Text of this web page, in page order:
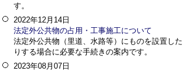
す。
2022年12月14日
法定外公共物の占用・工事施工について
法定外公共物（里道、水路等）にものを設置した
りする場合に必要な手続きの案内です。
2023年08月07日